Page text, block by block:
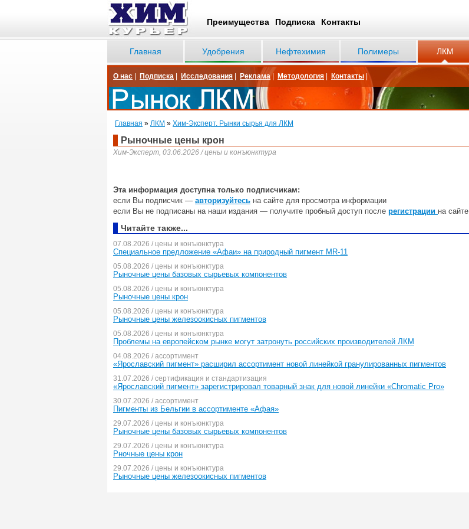
Преимущества Подписка Контакты
Главная Удобрения Нефтехимия Полимеры ЛКМ
О нас Подписка Исследования Реклама| Методология Контакты |
Главная » ЛКМ » Хим-Эксперт. Рынки сырья для ЛКМ
Рыночные цены крон
Хим-Эксперт, 03.06.2026 / цены и конъюнктура
Эта информация доступна только подписчикам:
если Вы подписчик — авторизуйтесь на сайте для просмотра информации
если Вы не подписаны на наши издания — получите пробный доступ после регистрации на сайте
Читайте также...
07.08.2026 / цены и конъюнктура
Специальное предложение «Афаи» на природный пигмент MR-11
05.08.2026 / цены и конъюнктура
Рыночные цены базовых сырьевых компонентов
05.08.2026 / цены и конъюнктура
Рыночные цены крон
05.08.2026 / цены и конъюнктура
Рыночные цены железоокисных пигментов
05.08.2026 / цены и конъюнктура
Проблемы на европейском рынке могут затронуть российских производителей ЛКМ
04.08.2026 / ассортимент
«Ярославский пигмент» расширил ассортимент новой линейкой гранулированных пигментов
31.07.2026 / сертификация и стандартизация
«Ярославский пигмент» зарегистрировал товарный знак для новой линейки «Chromatic Pro»
30.07.2026 / ассортимент
Пигменты из Бельгии в ассортименте «Афая»
29.07.2026 / цены и конъюнктура
Рыночные цены базовых сырьевых компонентов
29.07.2026 / цены и конъюнктура
Рночные цены крон
29.07.2026 / цены и конъюнктура
Рыночные цены железоокисных пигментов